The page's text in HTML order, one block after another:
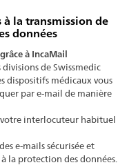
la transmission de
données
à IncaMail
de Swissmedic
dispositifs médicaux vous
par e-mail de manière
interlocuteur habituel
e-mails sécurisée et
la protection des données.